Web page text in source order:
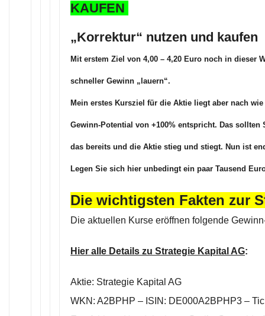
KAUFEN
„Korrektur“ nutzen und kaufen
Mit erstem Ziel von 4,00 – 4,20 Euro noch in dieser
schneller Gewinn „lauern“.
Mein erstes Kursziel für die Aktie liegt aber nach
Gewinn-Potential von +100% entspricht. Das
das bereits und die Aktie stieg und stiegt. Nun ist
Legen Sie sich hier unbedingt ein paar Tausend
Die wichtigsten Fakten zur
Die aktuellen Kurse eröffnen folgende
Hier alle Details zu Strategie Kapital AG:
Aktie: Strategie Kapital AG
WKN: A2BPHP – ISIN: DE000A2BPHP3 –